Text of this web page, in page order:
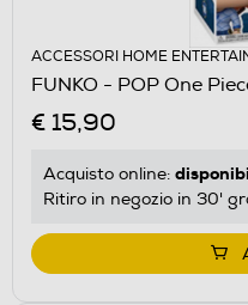
ACCESSORI HOME
FUNKO - POP One
€ 15,90
Acquisto online:
Ritiro in negozio in 30'